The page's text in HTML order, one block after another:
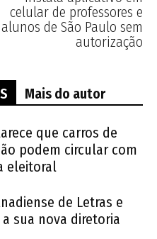
celular de professores e
alunos de São Paulo sem
autorização
Mais do autor
que carros de
podem circular com
eleitoral
de Letras e
sua nova diretoria